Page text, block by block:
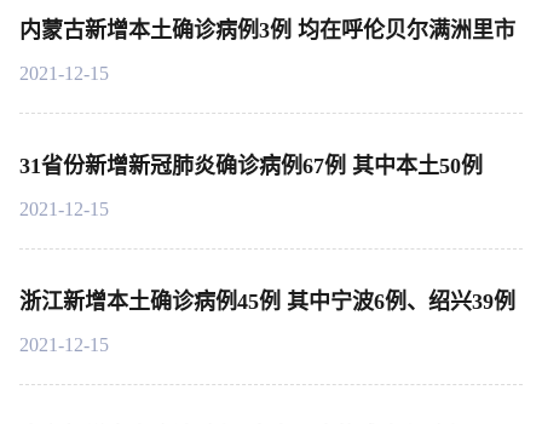
内蒙古新增本土确诊病例3例 均在呼伦贝尔满洲里市
2021-12-15
31省份新增新冠肺炎确诊病例67例 其中本土50例
2021-12-15
浙江新增本土确诊病例45例 其中宁波6例、绍兴39例
2021-12-15